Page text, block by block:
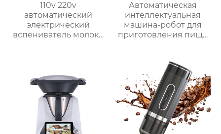
110v 220v
автоматический
электрический
вспениватель молока
горячего шоколада
Автоматическая
интеллектуальная
машина-робот для
приготовления пищи
приготовления
овощей Термомиксер